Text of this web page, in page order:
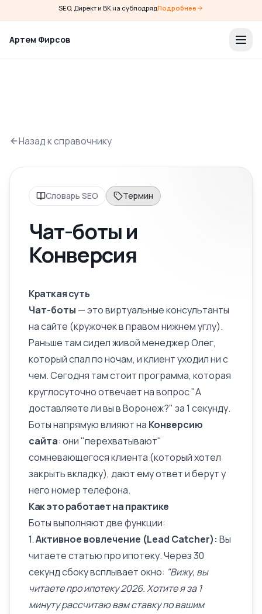
SEO, Директ и ВК на субподрядПодробнее
Артем Фирсов
Назад к справочнику
Словарь SEO Термин
Чат-боты и
Конверсия
Краткая суть
Чат-боты — это виртуальные консультанты
на сайте (кружочек в правом нижнем углу).
Раньше там сидел живой менеджер Олег,
который спал по ночам, и клиент уходил ни с
чем. Сегодня там стоит программа, которая
круглосуточно отвечает на вопрос "А
доставляете ли вы в Воронеж?" за 1 секунду.
Боты напрямую влияют на Конверсию
сайта: они "перехватывают"
сомневающегося клиента (который хотел
закрыть вкладку), дают ему ответ и берут у
него номер телефона.
Как это работает на практике
Боты выполняют две функции:
1.Активное вовлечение (Lead Catcher): Вы
читаете статью про ипотеку. Через 30
секунд сбоку всплывает окно: "Вижу, вы
читаете про ипотеку 2026. Хотите я за 1
минуту рассчитаю вам ставку по вашим